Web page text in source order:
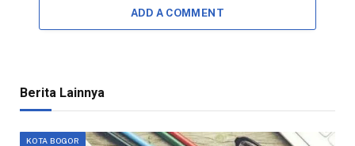
ADD A COMMENT
Berita Lainnya
KOTA BOGOR